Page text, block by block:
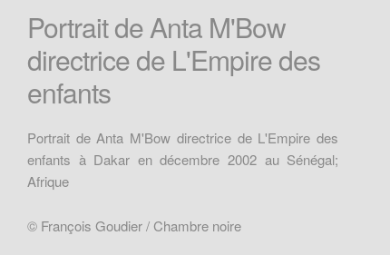
Portrait de Anta M'Bow
directrice de L'Empire des
enfants
Portrait de Anta M'Bow directrice de L'Empire des
enfants à Dakar en décembre 2002 au Sénégal;
Afrique
© François Goudier / Chambre noire